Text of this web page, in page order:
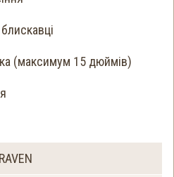
(максимум 15 дюймів)